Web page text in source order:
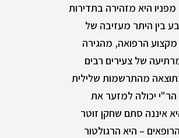
היא מזהירה בתדירות
בין היתר מעזיבה של
הרפואה, מהגירה
של צעירים רבים
מהתרשמות שלילית
יכולה למזער את
איננה סתם שחקן זוטר
– היא הרגולטור